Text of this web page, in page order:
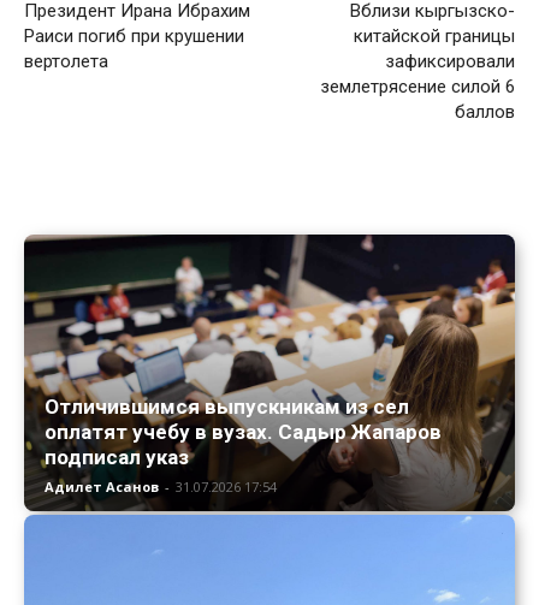
Президент Ирана Ибрахим
Раиси погиб при крушении
вертолета
Вблизи кыргызско-
китайской границы
зафиксировали
землетрясение силой 6
баллов
Отличившимся выпускникам из сел
оплатят учебу в вузах. Садыр Жапаров
подписал указ
Адилет Асанов - 31.07.2026 17:54